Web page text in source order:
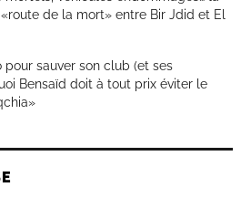
de la mort» entre Bir Jdid et El
pour sauver son club (et ses
Bensaïd doit à tout prix éviter le